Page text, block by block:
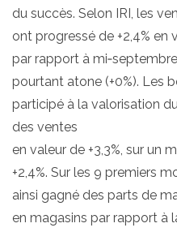
du succès. Selon IRI, les
ont progressé de +2,4% en
par rapport à
pourtant atone (+0%). Les
participé à la valorisation
des ventes
en valeur de +3,3%, sur un
+2,4%. Sur les 9 premiers
ainsi gagné des parts de
en magasins par rapport à